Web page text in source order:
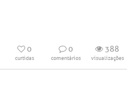
0
curtidas
0
comentários
388
visualizações